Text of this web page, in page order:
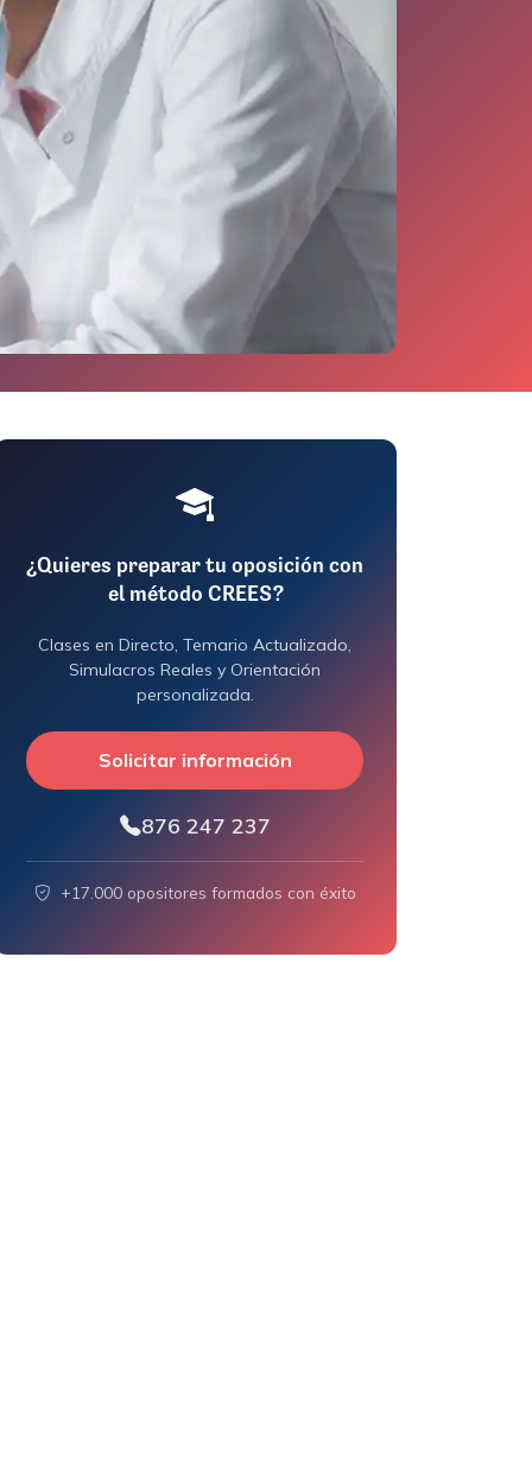
¿Quieres preparar tu oposición con
el método CREES?
Clases en Directo, Temario Actualizado,
Simulacros Reales y Orientación
personalizada.
Solicitar información
876 247 237
+17.000 opositores formados con éxito